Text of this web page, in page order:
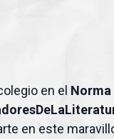
en el Norma
en este